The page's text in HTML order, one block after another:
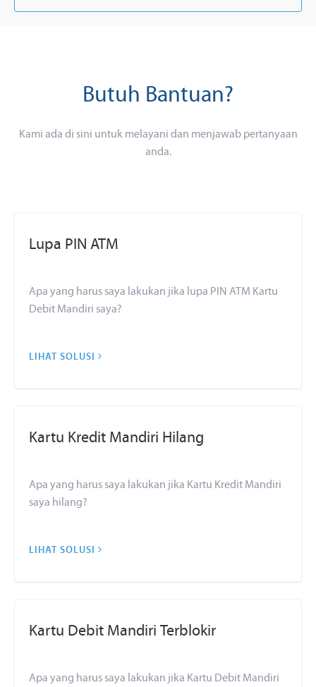
Butuh Bantuan?
Kami ada di sini untuk melayani dan menjawab pertanyaan
anda.
Lupa PIN ATM
Apa yang harus saya lakukan jika lupa PIN ATM Kartu
Debit Mandiri saya?
LIHAT SOLUSI
Kartu Kredit Mandiri Hilang
Apa yang harus saya lakukan jika Kartu Kredit Mandiri
saya hilang?
LIHAT SOLUSI
Kartu Debit Mandiri Terblokir
Apa yang harus saya lakukan jika Kartu Debit Mandiri